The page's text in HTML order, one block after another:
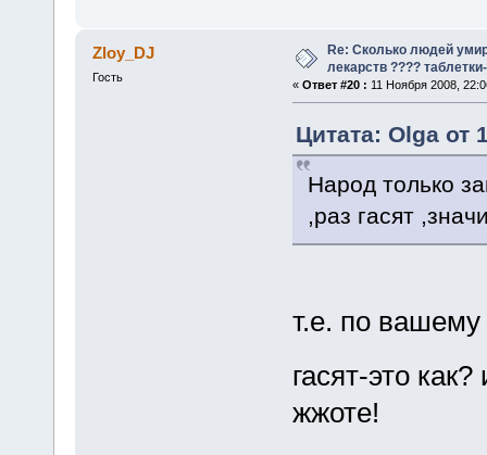
Zloy_DJ
Гость
Re: Сколько людей
лекарств ????
« Ответ #20 : 11 Ноября 2008,
Цитата: Olga от
Народ только
,раз гасят
т.е. по вашему
гасят-это
жжоте!